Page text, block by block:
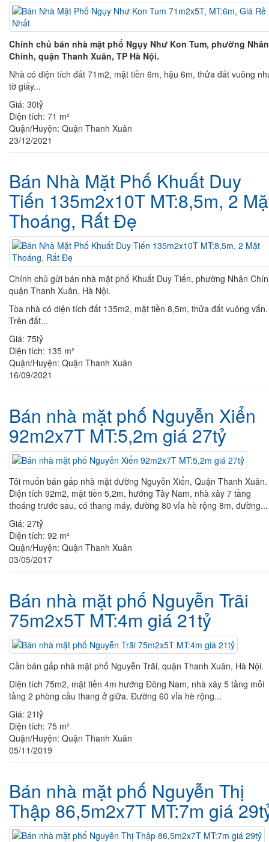
Chính chủ bán nhà mặt phố Ngụy Như Kon Tum, phường Nhân
Chính, quận Thanh Xuân, TP Hà Nội.
Nhà có diện tích đất 71m2, mặt tiền 6m, hậu 6m, thửa đất vuông
tờ giấy...
Giá: 30tỷ
Diện tích: 71 m²
Quận/Huyện: Quận Thanh Xuân
23/12/2021
Bán Nhà Mặt Phố Khuất Duy
Tiến 135m2x10T MT:8,5m, 2
Thoáng, Rất Đẹ
Chính chủ gửi bán nhà mặt phố Khuất Duy Tiến, phường Nhân
quận Thanh Xuân, Hà Nội.
Tòa nhà có diện tích đất 135m2, mặt tiền 8,5m, thửa đất vuông vắn.
Trên đất...
Giá: 75tỷ
Diện tích: 135 m²
Quận/Huyện: Quận Thanh Xuân
16/09/2021
Bán nhà mặt phố Nguyễn Xiển
92m2x7T MT:5,2m giá 27tỷ
Tôi muốn bán gấp nhà mặt đường Nguyễn Xiển, Quận Thanh Xuân.
Diện tích 92m2, mặt tiền 5,2m, hướng Tây Nam, nhà xây 7 tầng
thoáng trước sau, có thang máy, đường 80 vỉa hè rộng 8m, đường...
Giá: 27tỷ
Diện tích: 92 m²
Quận/Huyện: Quận Thanh Xuân
03/05/2017
Bán nhà mặt phố Nguyễn Trãi
75m2x5T MT:4m giá 21tỷ
Cần bán gấp nhà mặt phố Nguyễn Trãi, quận Thanh Xuân, Hà Nội.
Diện tích 75m2, mặt tiền 4m hướng Đông Nam, nhà xây 5 tầng mỗi
tầng 2 phòng cầu thang ở giữa. Đường 60 vỉa hè rộng...
Giá: 21tỷ
Diện tích: 75 m²
Quận/Huyện: Quận Thanh Xuân
05/11/2019
Bán nhà mặt phố Nguyễn Thị
Thập 86,5m2x7T MT:7m giá